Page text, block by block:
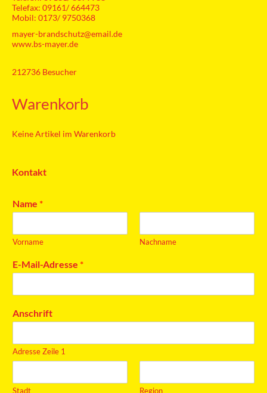
Telefax: 09161/ 664473
Mobil: 0173/ 9750368
mayer-brandschutz@email.de
www.bs-mayer.de
212736 Besucher
Warenkorb
Keine Artikel im Warenkorb
Kontakt
Name *
Vorname Nachname
E-Mail-Adresse *
Anschrift
Adresse Zeile 1
Stadt Region